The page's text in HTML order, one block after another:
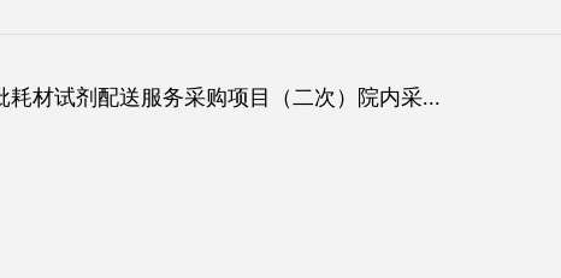
耗材试剂配送服务采购项目（二次）院内采...